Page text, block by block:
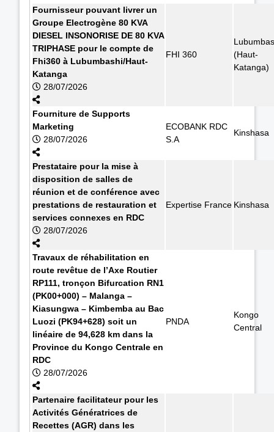
Fournisseur pouvant livrer un
Groupe Electrogène 80 KVA
DIESEL INSONORISE DE 80 KVA
TRIPHASE pour le compte de
Fhi360 à Lubumbashi/Haut-
Katanga
28/07/2026
FHI 360
(Haut-
Katanga)
Fourniture de Supports
Marketing
28/07/2026
ECOBANK RDC
S.A
Kinshasa
Prestataire pour la mise à
disposition de salles de
réunion et de conférence avec
prestations de restauration et
services connexes en RDC
28/07/2026
Expertise France Kinshasa
Travaux de réhabilitation en
route revêtue de l’Axe Routier
RP111, tronçon Bifurcation RN1
(PK00+000) – Malanga –
Kiasungwa – Kimbemba au Bac
Luozi (PK94+628) soit un
linéaire de 94,628 km dans la
Province du Kongo Centrale en
RDC
28/07/2026
PNDA
Kongo
Central
Partenaire facilitateur pour les
Activités Génératrices de
Recettes (AGR) dans les